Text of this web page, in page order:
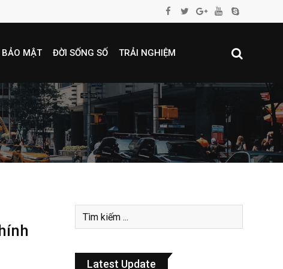
BẢO MẬT ĐỜI SỐNG SỐ TRẢI NGHIỆM
Latest Update